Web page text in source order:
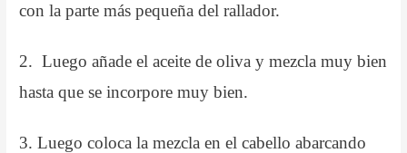
con la parte más pequeña del rallador.
2. Luego añade el aceite de oliva y mezcla muy bien
hasta que se incorpore muy bien.
3. Luego coloca la mezcla en el cabello abarcando